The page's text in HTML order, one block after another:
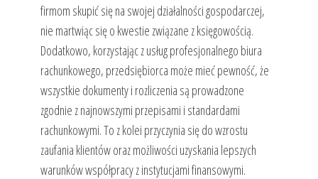
firmom skupić się na swojej działalności gospodarczej,
nie martwiąc się o kwestie związane z księgowością.
Dodatkowo, korzystając z usług profesjonalnego biura
rachunkowego, przedsiębiorca może mieć pewność, że
wszystkie dokumenty i rozliczenia są prowadzone
zgodnie z najnowszymi przepisami i standardami
rachunkowymi. To z kolei przyczynia się do wzrostu
zaufania klientów oraz możliwości uzyskania lepszych
warunków współpracy z instytucjami finansowymi.